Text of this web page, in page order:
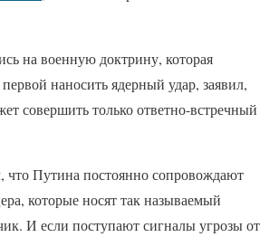
на военную доктрину, которая
наносить ядерный удар, заявил,
совершить только ответно-встречный
что Путина постоянно сопровождают
которые носят так называемый
И если поступают сигналы угрозы от